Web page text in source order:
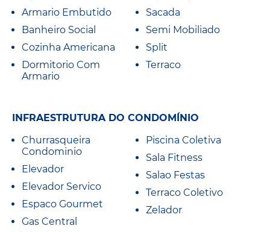
Armario Embutido
Banheiro Social
Cozinha Americana
Dormitorio Com
Armario
Sacada
Semi Mobiliado
Split
Terraco
INFRAESTRUTURA DO CONDOMÍNIO
Churrasqueira
Condominio
Elevador
Elevador Servico
Espaco Gourmet
Gas Central
Piscina Coletiva
Sala Fitness
Salao Festas
Terraco Coletivo
Zelador